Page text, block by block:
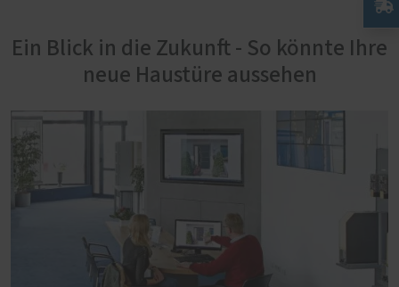
Ein Blick in die Zukunft - So könnte Ihre
neue Haustüre aussehen